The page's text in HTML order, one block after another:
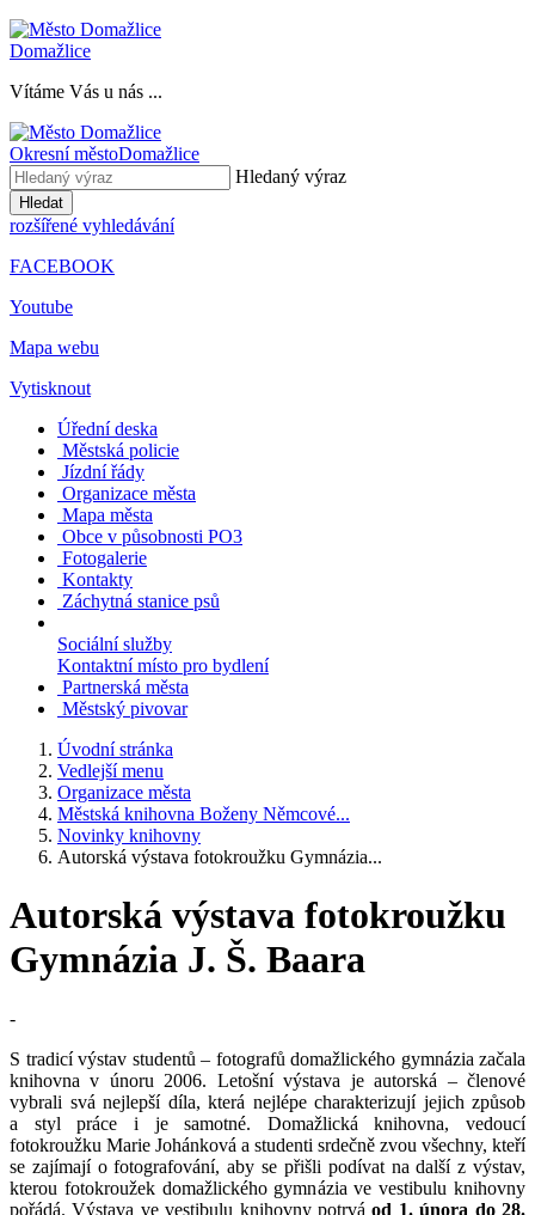
Domažlice
Vítáme Vás u nás ...
Okresní městoDomažlice
Hledaný výraz
Hledat
rozšířené vyhledávání
FACEBOOK
Youtube
Mapa webu
Vytisknout
Úřední deska
Městská policie
Jízdní řády
Organizace města
Mapa města
Obce v působnosti PO3
Fotogalerie
Kontakty
Záchytná stanice psů
Sociální služby
Kontaktní místo pro bydlení
Partnerská města
Městský pivovar
Úvodní stránka
Vedlejší menu
Organizace města
Městská knihovna Boženy Němcové...
Novinky knihovny
Autorská výstava fotokroužku Gymnázia...
Autorská výstava fotokroužku
Gymnázia J. Š. Baara
-
S tradicí výstav studentů – fotografů domažlického gymnázia začala
knihovna v únoru 2006. Letošní výstava je autorská – členové
vybrali svá nejlepší díla, která nejlépe charakterizují jejich způsob
a styl práce i je samotné. Domažlická knihovna, vedoucí
fotokroužku Marie Johánková a studenti srdečně zvou všechny, kteří
se zajímají o fotografování, aby se přišli podívat na další z výstav,
kterou fotokroužek domažlického gymnázia ve vestibulu knihovny
pořádá. Výstava ve vestibulu knihovny potrváod 1. února do 28.